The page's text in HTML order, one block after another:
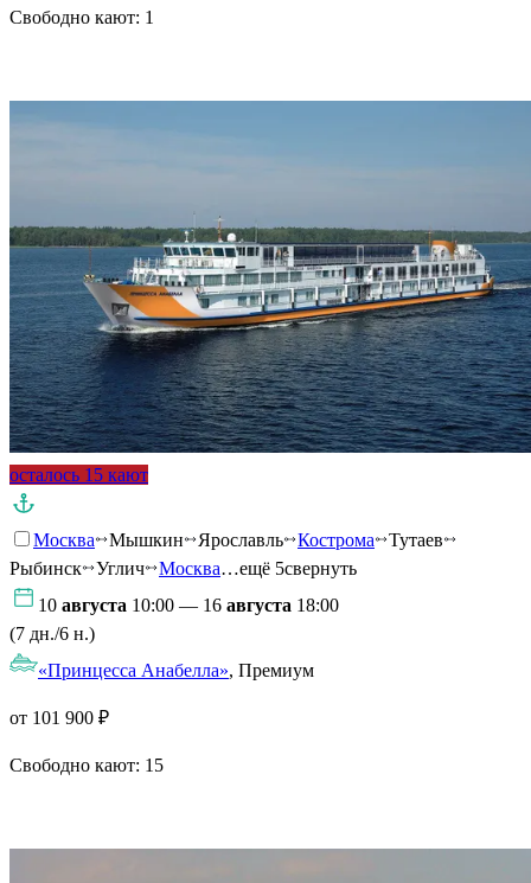
Свободно кают: 1
осталось 15 кают
Москва Мышкин Ярославль Кострома
Тутаев
Рыбинск
Углич Москва…ещё 5свернуть
10 августа 10:00 — 16 августа 18:00
(7 дн./6 н.)
«Принцесса Анабелла», Премиум
от 101 900 ₽
Свободно кают: 15